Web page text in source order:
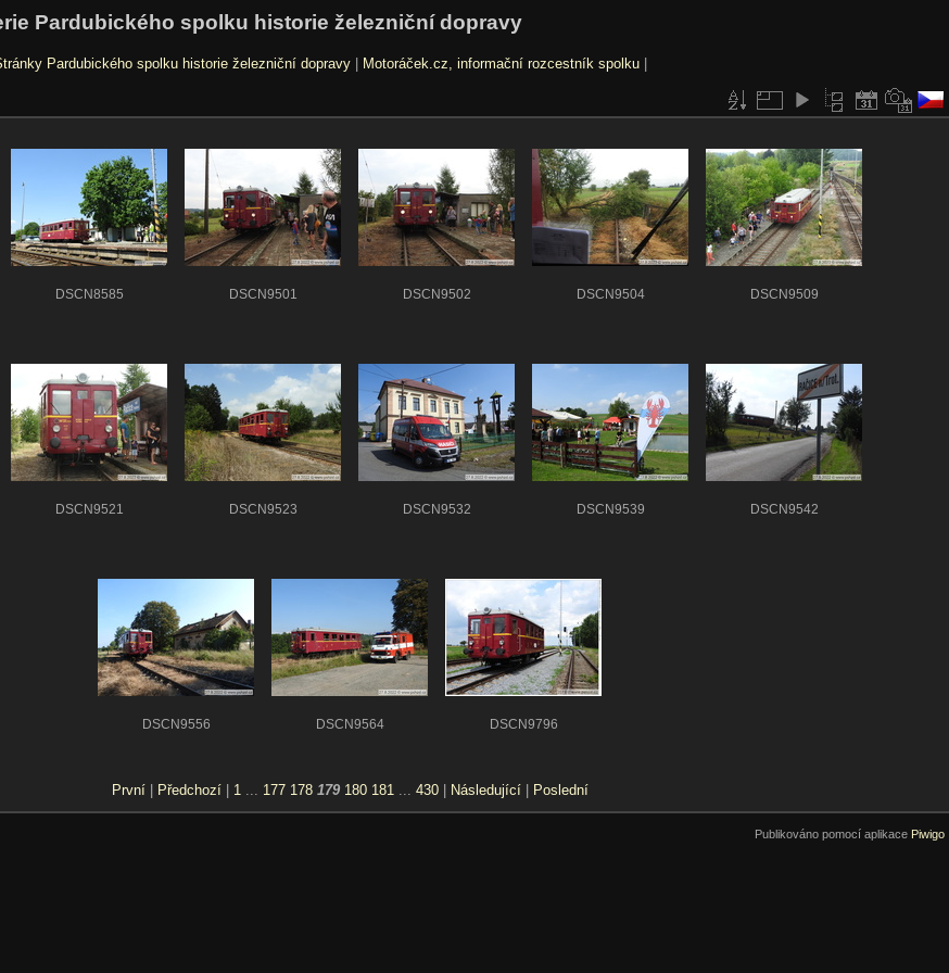
Pardubického spolku historie železniční dopravy
Pardubického spolku historie železniční dopravy| Motoráček.cz, informační rozcestník spolku|
DSCN8585 DSCN9501 DSCN9502 DSCN9504 DSCN9509
DSCN9521 DSCN9523 DSCN9532 DSCN9539 DSCN9542
DSCN9556 DSCN9564 DSCN9796
První| Předchozí| 1 177 178 179 180 181 430 Následující Poslední
Publikováno pomocí aplikace Piwigo